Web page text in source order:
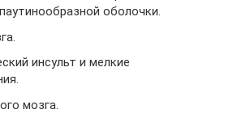
оболочки.
инсульт и мелкие
мозга.